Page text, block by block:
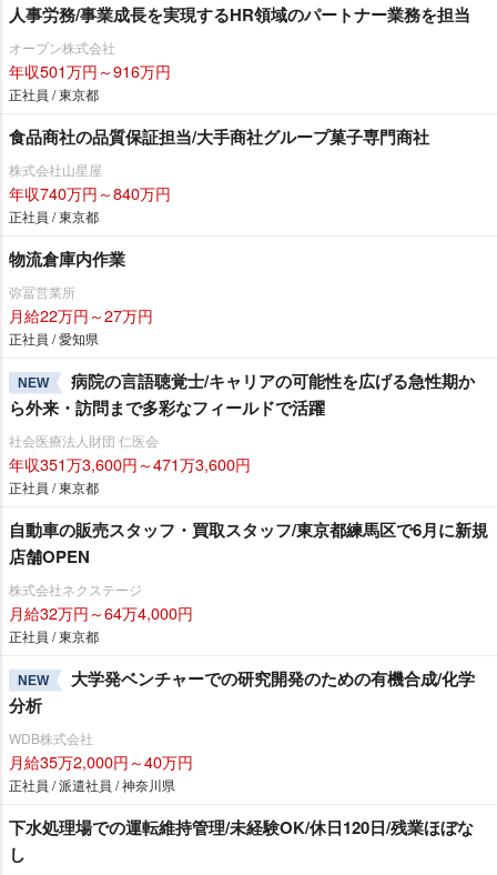
人事労務/事業成長を実現するHR領域のパートナー業務を担当
オープン株式会社
年収501万円～916万円
正社員 / 東京都
食品商社の品質保証担当/大手商社グループ菓子専門商社
株式会社山星屋
年収740万円～840万円
正社員 / 東京都
物流倉庫内作業
弥冨営業所
月給22万円～27万円
正社員 / 愛知県
NEW
病院の言語聴覚士/キャリアの可能性を広げる急性期か
ら外来・訪問まで多彩なフィールドで活躍
社会医療法人財団 仁医会
年収351万3,600円～471万3,600円
正社員 / 東京都
自動車の販売スタッフ・買取スタッフ/東京都練馬区で6月に新規
店舗OPEN
株式会社ネクステージ
月給32万円～64万4,000円
正社員 / 東京都
NEW
大学発ベンチャーでの研究開発のための有機合成/化学
分析
WDB株式会社
月給35万2,000円～40万円
正社員 / 派遣社員 / 神奈川県
下水処理場での運転維持管理/未経験OK/休日120日/残業ほぼな
し